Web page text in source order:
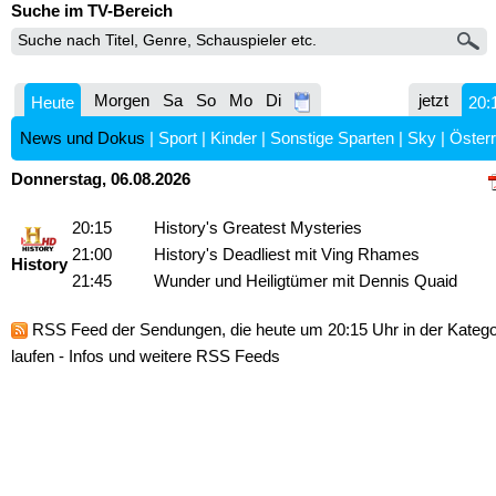
Suche im TV-Bereich
Heute Morgen Sa So Mo Di jetzt
News und Dokus | Sport | Kinder | Sonstige Sparten | Sky |
Donnerstag, 06.08.2026
History
20:15
History's Greatest Mysteries
21:00
History's Deadliest mit Ving Rhames
21:45
Wunder und Heiligtümer mit Dennis Quaid
RSS Feed der Sendungen, die heute um 20:15 Uhr in der
laufen - Infos und weitere RSS Feeds